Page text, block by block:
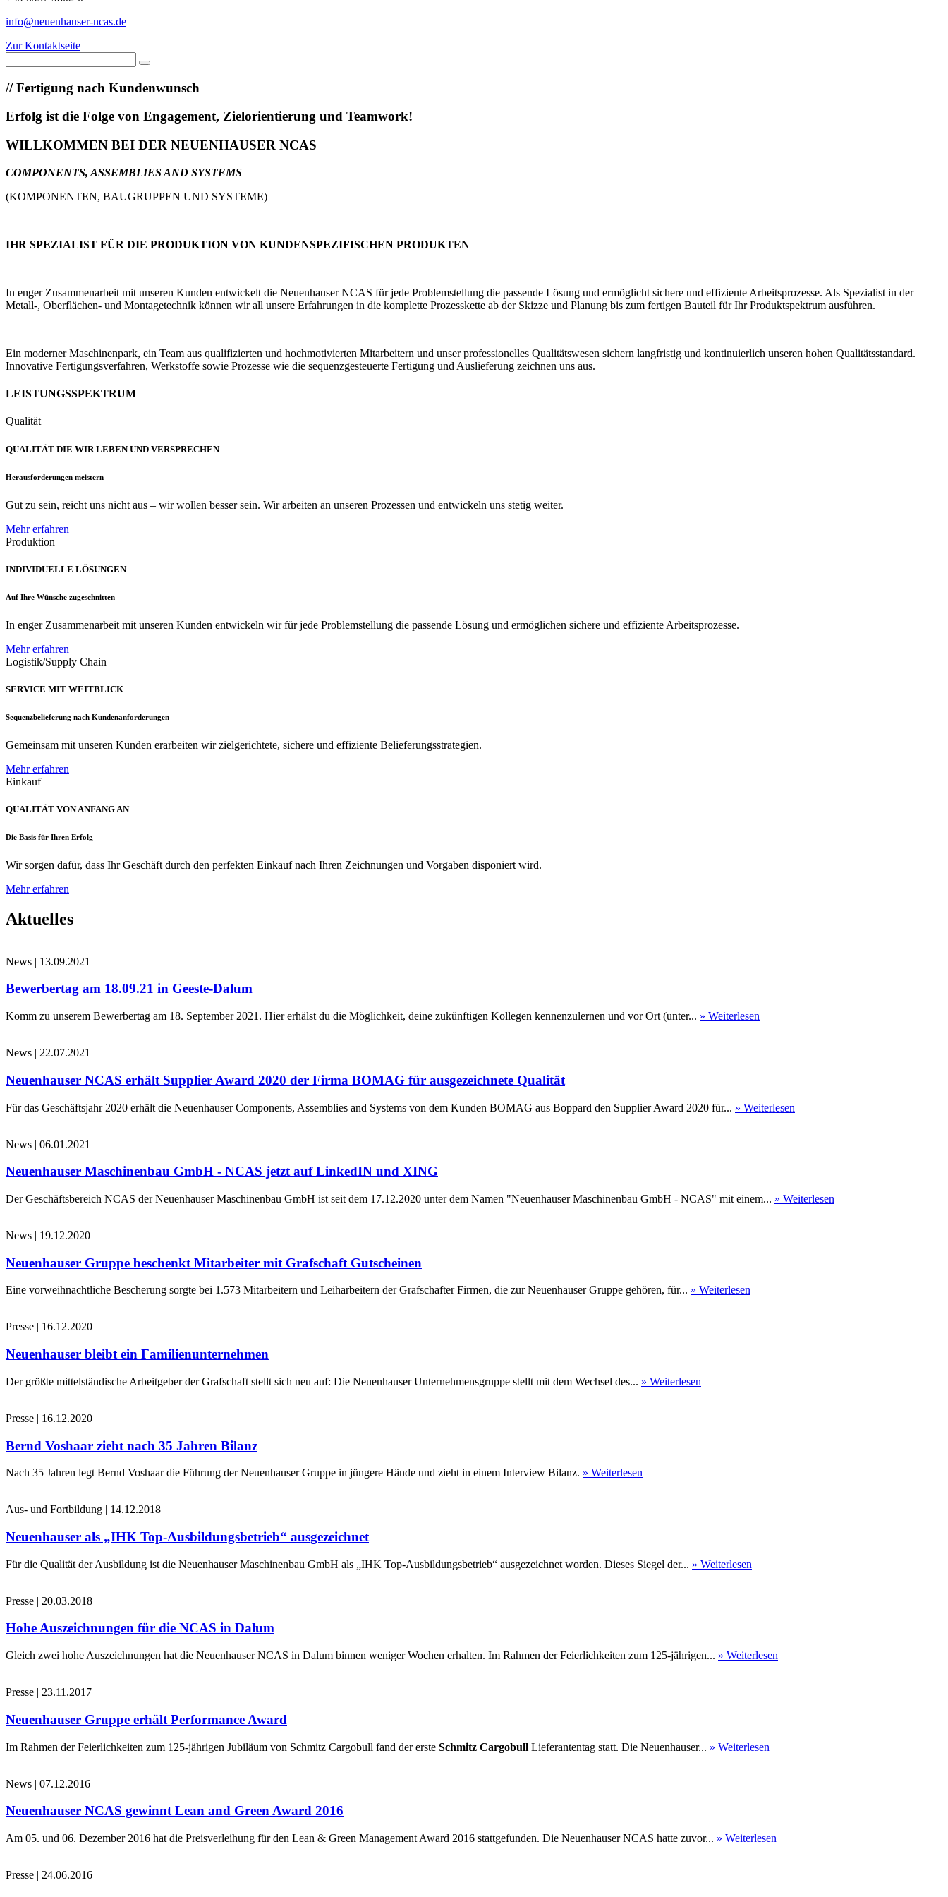
info@neuenhauser-ncas.de
Zur Kontaktseite
//Fertigung nach Kundenwunsch
Erfolg ist die Folge von Engagement, Zielorientierung und Teamwork!
WILLKOMMEN BEI DER NEUENHAUSER NCAS
COMPONENTS, ASSEMBLIES AND SYSTEMS
(KOMPONENTEN, BAUGRUPPEN UND SYSTEME)
IHR SPEZIALIST FÜR DIE PRODUKTION VON KUNDENSPEZIFISCHEN PRODUKTEN
In enger Zusammenarbeit mit unseren Kunden entwickelt die Neuenhauser NCAS für jede Problemstellung die passende Lösung und ermöglicht sichere und effiziente Arbeitsprozesse. Als Spezialist in der
Metall-, Oberflächen- und Montagetechnik können wir all unsere Erfahrungen in die komplette Prozesskette ab der Skizze und Planung bis zum fertigen Bauteil für Ihr Produktspektrum ausführen.
Ein moderner Maschinenpark, ein Team aus qualifizierten und hochmotivierten Mitarbeitern und unser professionelles Qualitätswesen sichern langfristig und kontinuierlich unseren hohen Qualitätsstandard.
Innovative Fertigungsverfahren, Werkstoffe sowie Prozesse wie die sequenzgesteuerte Fertigung und Auslieferung zeichnen uns aus.
LEISTUNGSSPEKTRUM
Qualität
QUALITÄT DIE WIR LEBEN UND VERSPRECHEN
Herausforderungen meistern
Gut zu sein, reicht uns nicht aus – wir wollen besser sein. Wir arbeiten an unseren Prozessen und entwickeln uns stetig weiter.
Mehr erfahren
Produktion
INDIVIDUELLE LÖSUNGEN
Auf Ihre Wünsche zugeschnitten
In enger Zusammenarbeit mit unseren Kunden entwickeln wir für jede Problemstellung die passende Lösung und ermöglichen sichere und effiziente Arbeitsprozesse.
Mehr erfahren
Logistik/Supply Chain
SERVICE MIT WEITBLICK
Sequenzbelieferung nach Kundenanforderungen
Gemeinsam mit unseren Kunden erarbeiten wir zielgerichtete, sichere und effiziente Belieferungsstrategien.
Mehr erfahren
Einkauf
QUALITÄT VON ANFANG AN
Die Basis für Ihren Erfolg
Wir sorgen dafür, dass Ihr Geschäft durch den perfekten Einkauf nach Ihren Zeichnungen und Vorgaben disponiert wird.
Mehr erfahren
Aktuelles
News | 13.09.2021
Bewerbertag am 18.09.21 in Geeste-Dalum
Komm zu unserem Bewerbertag am 18. September 2021. Hier erhälst du die Möglichkeit, deine zukünftigen Kollegen kennenzulernen und vor Ort (unter... » Weiterlesen
News | 22.07.2021
Neuenhauser NCAS erhält Supplier Award 2020 der Firma BOMAG für ausgezeichnete Qualität
Für das Geschäftsjahr 2020 erhält die Neuenhauser Components, Assemblies and Systems von dem Kunden BOMAG aus Boppard den Supplier Award 2020 für... » Weiterlesen
News | 06.01.2021
Neuenhauser Maschinenbau GmbH - NCAS jetzt auf LinkedIN und XING
Der Geschäftsbereich NCAS der Neuenhauser Maschinenbau GmbH ist seit dem 17.12.2020 unter dem Namen "Neuenhauser Maschinenbau GmbH - NCAS" mit einem... » Weiterlesen
News | 19.12.2020
Neuenhauser Gruppe beschenkt Mitarbeiter mit Grafschaft Gutscheinen
Eine vorweihnachtliche Bescherung sorgte bei 1.573 Mitarbeitern und Leiharbeitern der Grafschafter Firmen, die zur Neuenhauser Gruppe gehören, für... » Weiterlesen
Presse | 16.12.2020
Neuenhauser bleibt ein Familienunternehmen
Der größte mittelständische Arbeitgeber der Grafschaft stellt sich neu auf: Die Neuenhauser Unternehmensgruppe stellt mit dem Wechsel des... » Weiterlesen
Presse | 16.12.2020
Bernd Voshaar zieht nach 35 Jahren Bilanz
Nach 35 Jahren legt Bernd Voshaar die Führung der Neuenhauser Gruppe in jüngere Hände und zieht in einem Interview Bilanz. » Weiterlesen
Aus- und Fortbildung | 14.12.2018
Neuenhauser als „IHK Top-Ausbildungsbetrieb“ ausgezeichnet
Für die Qualität der Ausbildung ist die Neuenhauser Maschinenbau GmbH als „IHK Top-Ausbildungsbetrieb“ ausgezeichnet worden. Dieses Siegel der... » Weiterlesen
Presse | 20.03.2018
Hohe Auszeichnungen für die NCAS in Dalum
Gleich zwei hohe Auszeichnungen hat die Neuenhauser NCAS in Dalum binnen weniger Wochen erhalten. Im Rahmen der Feierlichkeiten zum 125-jährigen... » Weiterlesen
Presse | 23.11.2017
Neuenhauser Gruppe erhält Performance Award
Im Rahmen der Feierlichkeiten zum 125-jährigen Jubiläum von Schmitz Cargobull fand der erste Schmitz Cargobull Lieferantentag statt. Die Neuenhauser... » Weiterlesen
News | 07.12.2016
Neuenhauser NCAS gewinnt Lean and Green Award 2016
Am 05. und 06. Dezember 2016 hat die Preisverleihung für den Lean & Green Management Award 2016 stattgefunden. Die Neuenhauser NCAS hatte zuvor... » Weiterlesen
Presse | 24.06.2016